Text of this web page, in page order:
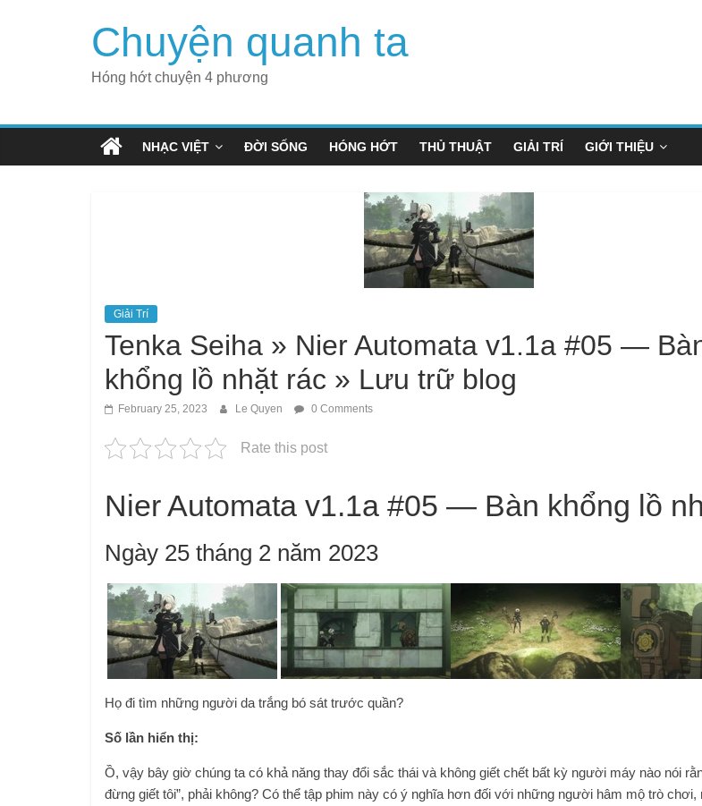
Chuyện quanh ta
Hóng hớt chuyện 4 phương
NHẠC VIỆT ĐỜI SỐNG HÓNG HỚT THỦ THUẬT GIẢI TRÍ GIỚI THIỆU
Giải Trí
Tenka Seiha » Nier Automata v1.1a #05 —
khổng lồ nhặt rác » Lưu trữ blog
February 25, 2023 Le Quyen 0 Comments
Rate this post
Nier Automata v1.1a #05 — Bàn khổng lồ
Ngày 25 tháng 2 năm 2023
Họ đi tìm những người da trắng bó sát trước quần?
Số lần hiển thị:
Ồ, vậy bây giờ chúng ta có khả năng thay đổi sắc thái và không giết chết bất kỳ người máy nào nói
đừng giết tôi”, phải không? Có thể tập phim này có ý nghĩa hơn đối với những người hâm mộ trò chơi,